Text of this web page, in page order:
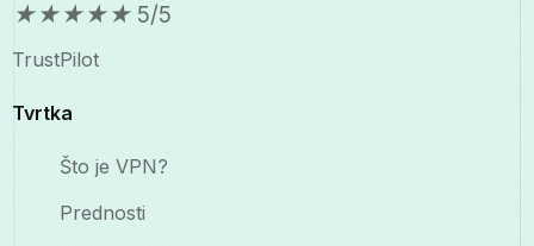
★★★★★ 5/5
TrustPilot
Tvrtka
Što je VPN?
Prednosti